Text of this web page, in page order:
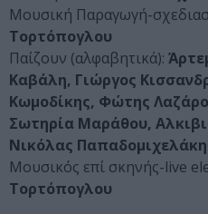
Μουσική Παραγωγή-
Τορτόπογλου
Παίζουν (αλφαβητικά):
Καβάλη, Γιώργος
Κωμοδίκης, Φώτης
Σωτηρία Μαράθου,
Νικόλας
Μουσικός επί σκηνής-live
Τορτόπογλου